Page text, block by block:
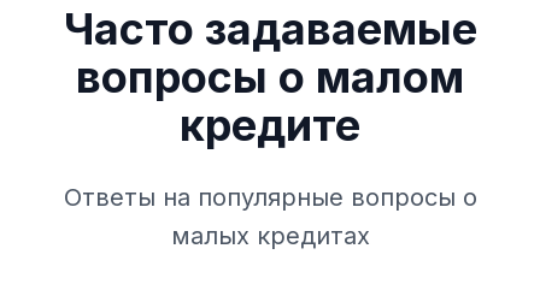
Часто задаваемые
вопросы о малом
кредите
Ответы на популярные вопросы о
малых кредитах